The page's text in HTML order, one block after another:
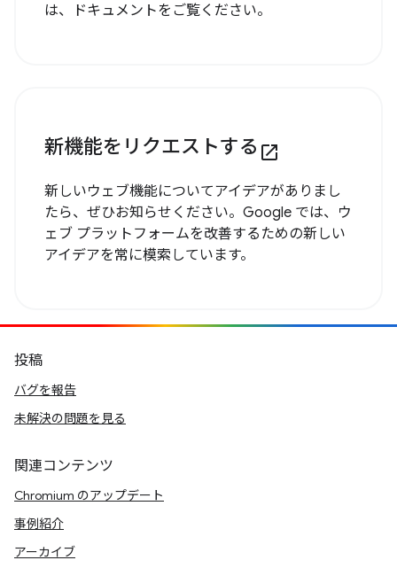
は、ドキュメントをご覧ください。
新機能をリクエストする open_in_new
新しいウェブ機能についてアイデアがありまし
たら、ぜひお知らせください。Google では、ウ
ェブ プラットフォームを改善するための新しい
アイデアを常に模索しています。
投稿
バグを報告
未解決の問題を見る
関連コンテンツ
Chromium のアップデート
事例紹介
アーカイブ